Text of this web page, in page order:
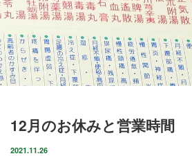
12月のお休みと営業時間
2021.11.26
症状改善事例
取扱商品
ブログ
最近の記事
2026.7.27
先日、『最新の癌
強会に参加して参
2026.6.18
気がつけばもう6